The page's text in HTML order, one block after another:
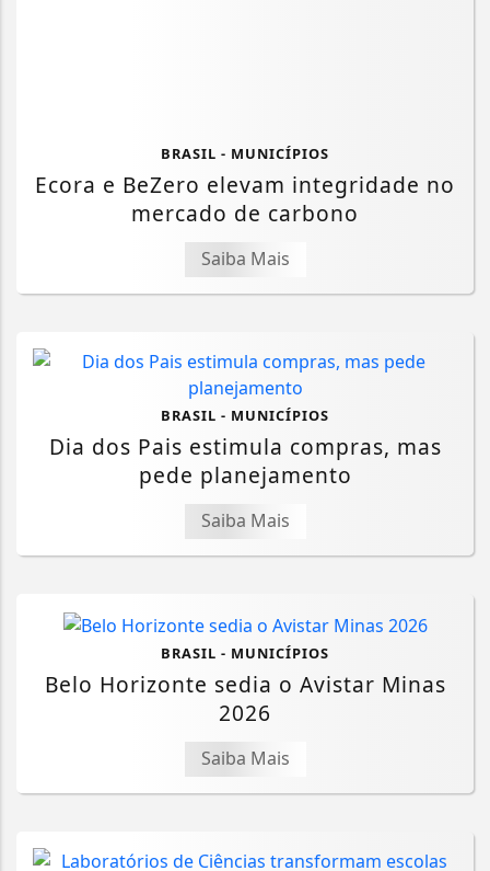
BRASIL - MUNICÍPIOS
Ecora e BeZero elevam integridade no
mercado de carbono
Saiba Mais
BRASIL - MUNICÍPIOS
Dia dos Pais estimula compras, mas
pede planejamento
Saiba Mais
BRASIL - MUNICÍPIOS
Belo Horizonte sedia o Avistar Minas
2026
Saiba Mais